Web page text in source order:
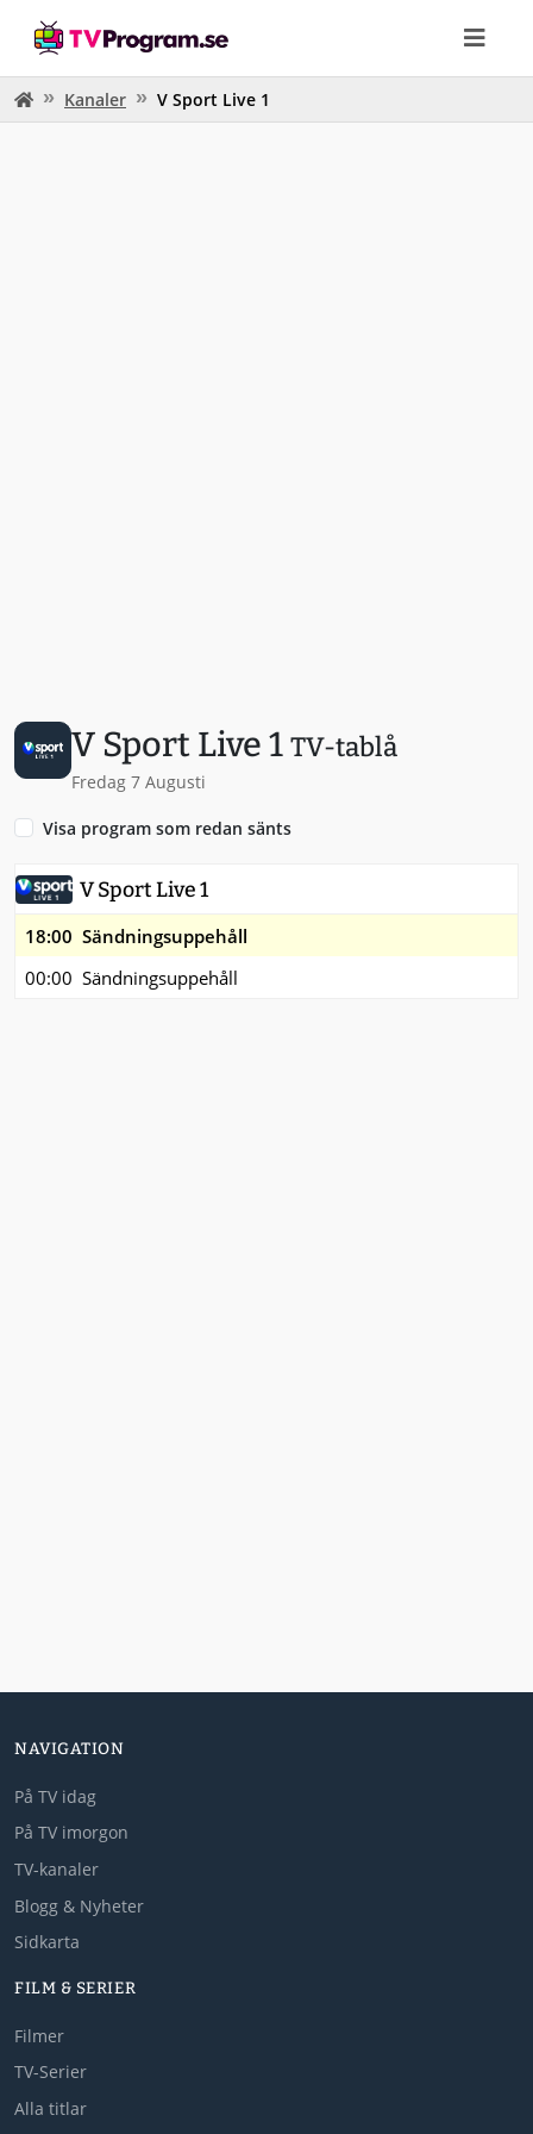
Kanaler V Sport Live 1
V Sport Live 1 TV-tablå
Fredag 7 Augusti
Visa program som redan sänts
V Sport Live 1
18:00 Sändningsuppehåll
00:00 Sändningsuppehåll
NAVIGATION
På TV idag
På TV imorgon
TV-kanaler
Blogg & Nyheter
Sidkarta
FILM & SERIER
Filmer
TV-Serier
Alla titlar